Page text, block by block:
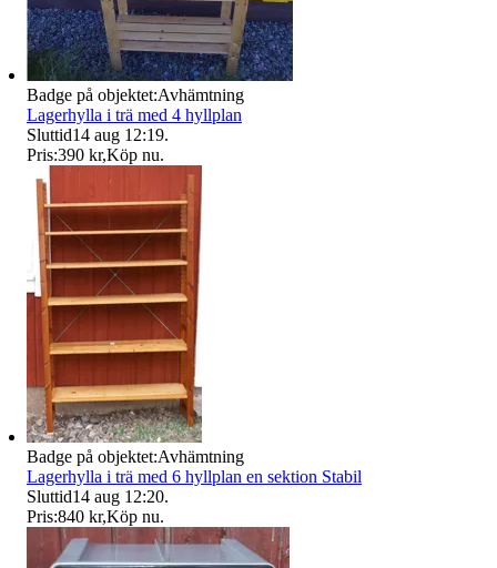
Badge på objektet:Avhämtning
Lagerhylla i trä med 4 hyllplan
Sluttid14 aug 12:19.
Pris:390 kr,Köp nu.
Badge på objektet:Avhämtning
Lagerhylla i trä med 6 hyllplan en sektion Stabil
Sluttid14 aug 12:20.
Pris:840 kr,Köp nu.